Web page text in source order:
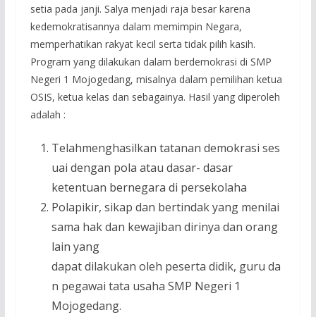
setia pada janji. Salya menjadi raja besar karena
kedemokratisannya dalam memimpin Negara,
memperhatikan rakyat kecil serta tidak pilih kasih.
Program yang dilakukan dalam berdemokrasi di SMP
Negeri 1 Mojogedang, misalnya dalam pemilihan ketua
OSIS, ketua kelas dan sebagainya. Hasil yang diperoleh
adalah :
Telahmenghasilkan tatanan demokrasi ses
uai dengan pola atau dasar- dasar
ketentuan bernegara di persekolaha
Polapikir, sikap dan bertindak yang menilai
sama hak dan kewajiban dirinya dan orang
lain yang
dapat dilakukan oleh peserta didik, guru da
n pegawai tata usaha SMP Negeri 1
Mojogedang.